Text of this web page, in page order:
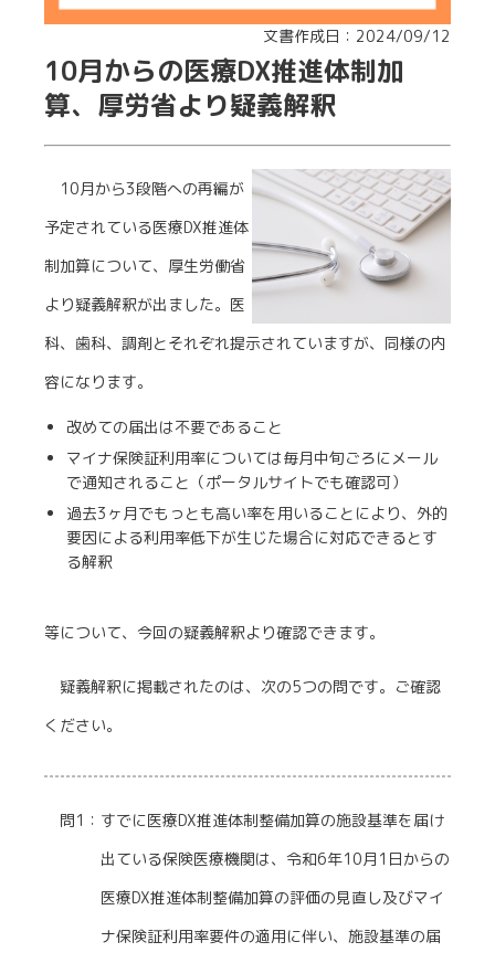
文書作成日：2024/09/12
10月からの医療DX推進体制加
算、厚労省より疑義解釈
10月から3段階への再編が
予定されている医療DX推進体
制加算について、厚生労働省
より疑義解釈が出ました。医
科、歯科、調剤とそれぞれ提示されていますが、同様の内
容になります。
改めての届出は不要であること
マイナ保険証利用率については毎月中旬ごろにメール
で通知されること（ポータルサイトでも確認可）
過去3ヶ月でもっとも高い率を用いることにより、外的
要因による利用率低下が生じた場合に対応できるとす
る解釈
等について、今回の疑義解釈より確認できます。
疑義解釈に掲載されたのは、次の5つの問です。ご確認
ください。
問1：すでに医療DX推進体制整備加算の施設基準を届け
出ている保険医療機関は、令和6年10月1日からの
医療DX推進体制整備加算の評価の見直し及びマイ
ナ保険証利用率要件の適用に伴い、施設基準の届